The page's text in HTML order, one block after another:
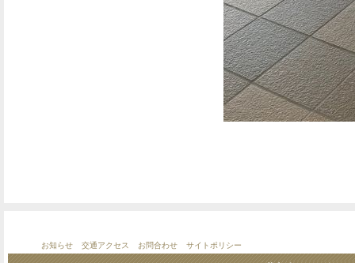
お知らせ 交通アクセス お問合わせ サイトポリシー